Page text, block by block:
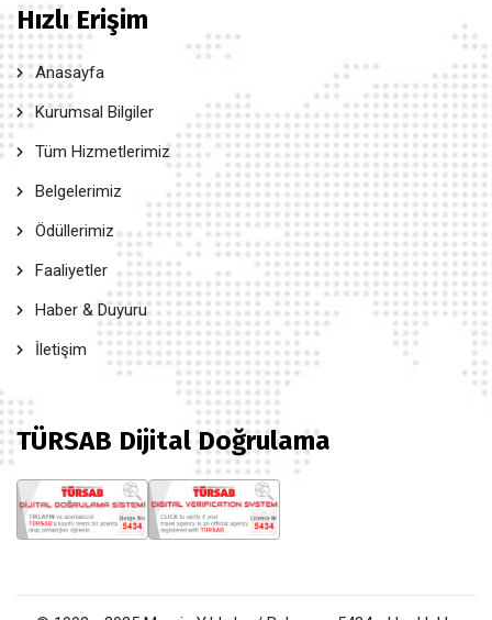
Hızlı Erişim
Anasayfa
Kurumsal Bilgiler
Tüm Hizmetlerimiz
Belgelerimiz
Ödüllerimiz
Faaliyetler
Haber & Duyuru
İletişim
TÜRSAB Dijital Doğrulama